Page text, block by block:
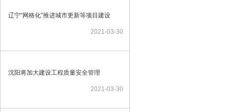
辽宁“网格化”推进城市更新等项目建设
2021-03-30
沈阳将加大建设工程质量安全管理
2021-03-30